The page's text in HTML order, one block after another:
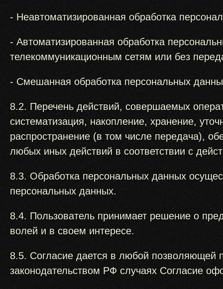
- Неавтоматизированная обработка
- Автоматизированная обработка
телекоммуникационным сетям или без
- Смешанная обработка персональных
8.2. Перечень действий, совершаемых
систематизация, накопление, хранение,
распространение (в том числе передача),
любых иных действий в соответствии с
8.3. Обработка персональных данных
персональных данных.
8.4. Пользователь принимает решение о
волей и в своем интересе.
8.5. Согласие дается в любой позволяющей
законодательством РФ случаях Согласие